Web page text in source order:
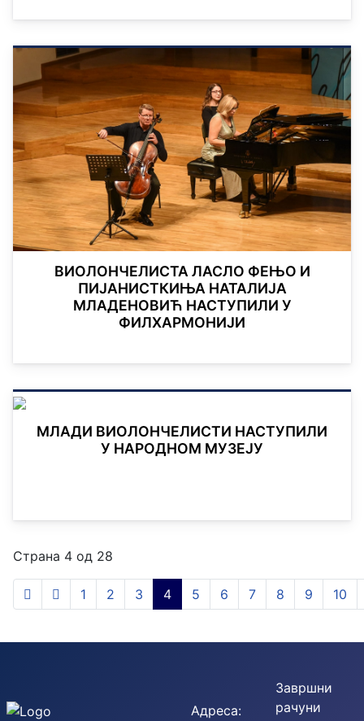
ВИОЛОНЧЕЛИСТА ЛАСЛО ФЕЊО И
ПИЈАНИСТКИЊА НАТАЛИЈА
МЛАДЕНОВИЋ НАСТУПИЛИ У
ФИЛХАРМОНИЈИ
МЛАДИ ВИОЛОНЧЕЛИСТИ НАСТУПИЛИ
У НАРОДНОМ МУЗЕЈУ
Страна 4 од 28
1 2 3 4 5 6 7 8 9 10
Адреса:
Завршни
рачуни